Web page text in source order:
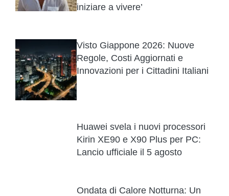
iniziare a vivere’
Visto Giappone 2026: Nuove
Regole, Costi Aggiornati e
Innovazioni per i Cittadini Italiani
Huawei svela i nuovi processori
Kirin XE90 e X90 Plus per PC:
Lancio ufficiale il 5 agosto
Ondata di Calore Notturna: Un